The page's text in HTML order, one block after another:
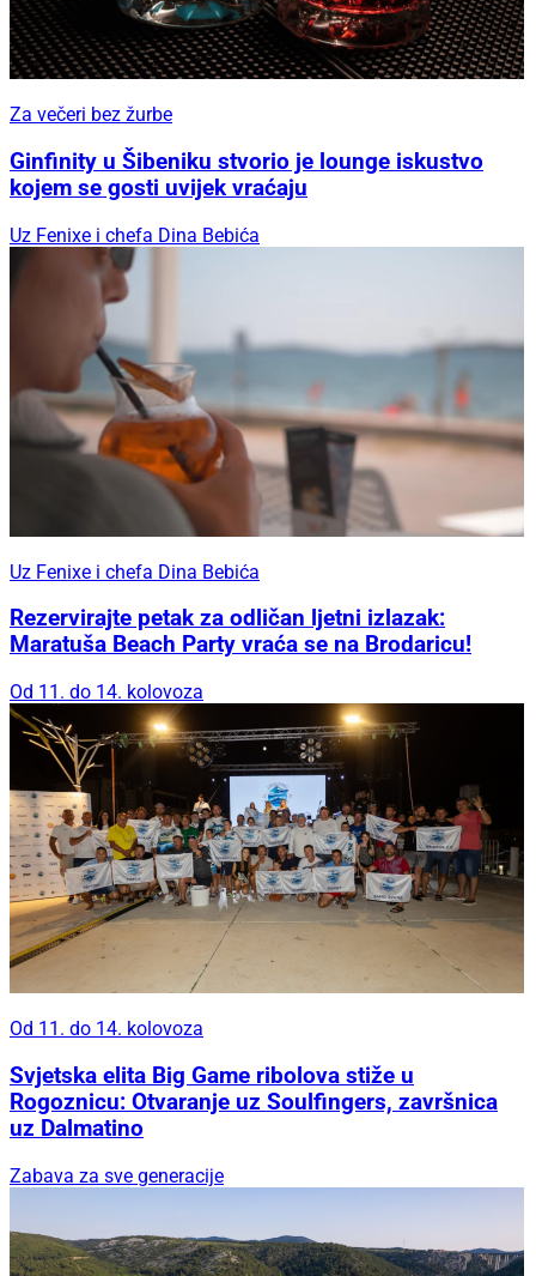
Za večeri bez žurbe
Ginfinity u Šibeniku stvorio je lounge iskustvo
kojem se gosti uvijek vraćaju
Uz Fenixe i chefa Dina Bebića
Uz Fenixe i chefa Dina Bebića
Rezervirajte petak za odličan ljetni izlazak:
Maratuša Beach Party vraća se na Brodaricu!
Od 11. do 14. kolovoza
Od 11. do 14. kolovoza
Svjetska elita Big Game ribolova stiže u
Rogoznicu: Otvaranje uz Soulfingers, završnica
uz Dalmatino
Zabava za sve generacije